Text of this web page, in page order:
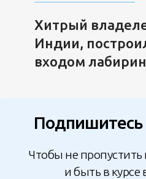
Хитрый
Индии,
входом
Подпишитесь
Чтобы не
и быть в курсе